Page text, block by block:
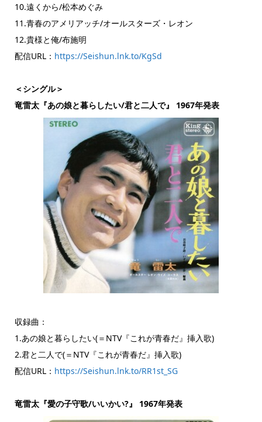
10.遠くから/松本めぐみ
11.青春のアメリアッチ/オールスターズ・レオン
12.貴様と俺/布施明
配信URL： https://Seishun.lnk.to/KgSd
＜シングル＞
竜雷太『あの娘と暮らしたい/君と二人で』 1967年発表
収録曲：
1.あの娘と暮らしたい(＝NTV『これが青春だ』挿入歌)
2.君と二人で(＝NTV『これが青春だ』挿入歌)
配信URL： https://Seishun.lnk.to/RR1st_SG
竜雷太『愛の子守歌/いいかい?』 1967年発表